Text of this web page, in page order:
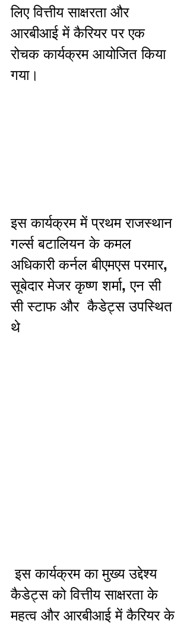
लिए वित्तीय साक्षरता और
आरबीआई में कैरियर पर एक
रोचक कार्यक्रम आयोजित किया
गया।
इस कार्यक्रम में प्रथम राजस्थान
गर्ल्स बटालियन के कमल
अधिकारी कर्नल बीएमएस परमार,
सूबेदार मेजर कृष्ण शर्मा, एन सी
सी स्टाफ और  कैडेट्स उपस्थित
थे
इस कार्यक्रम का मुख्य उद्देश्य
कैडेट्स को वित्तीय साक्षरता के
महत्व और आरबीआई में कैरियर के